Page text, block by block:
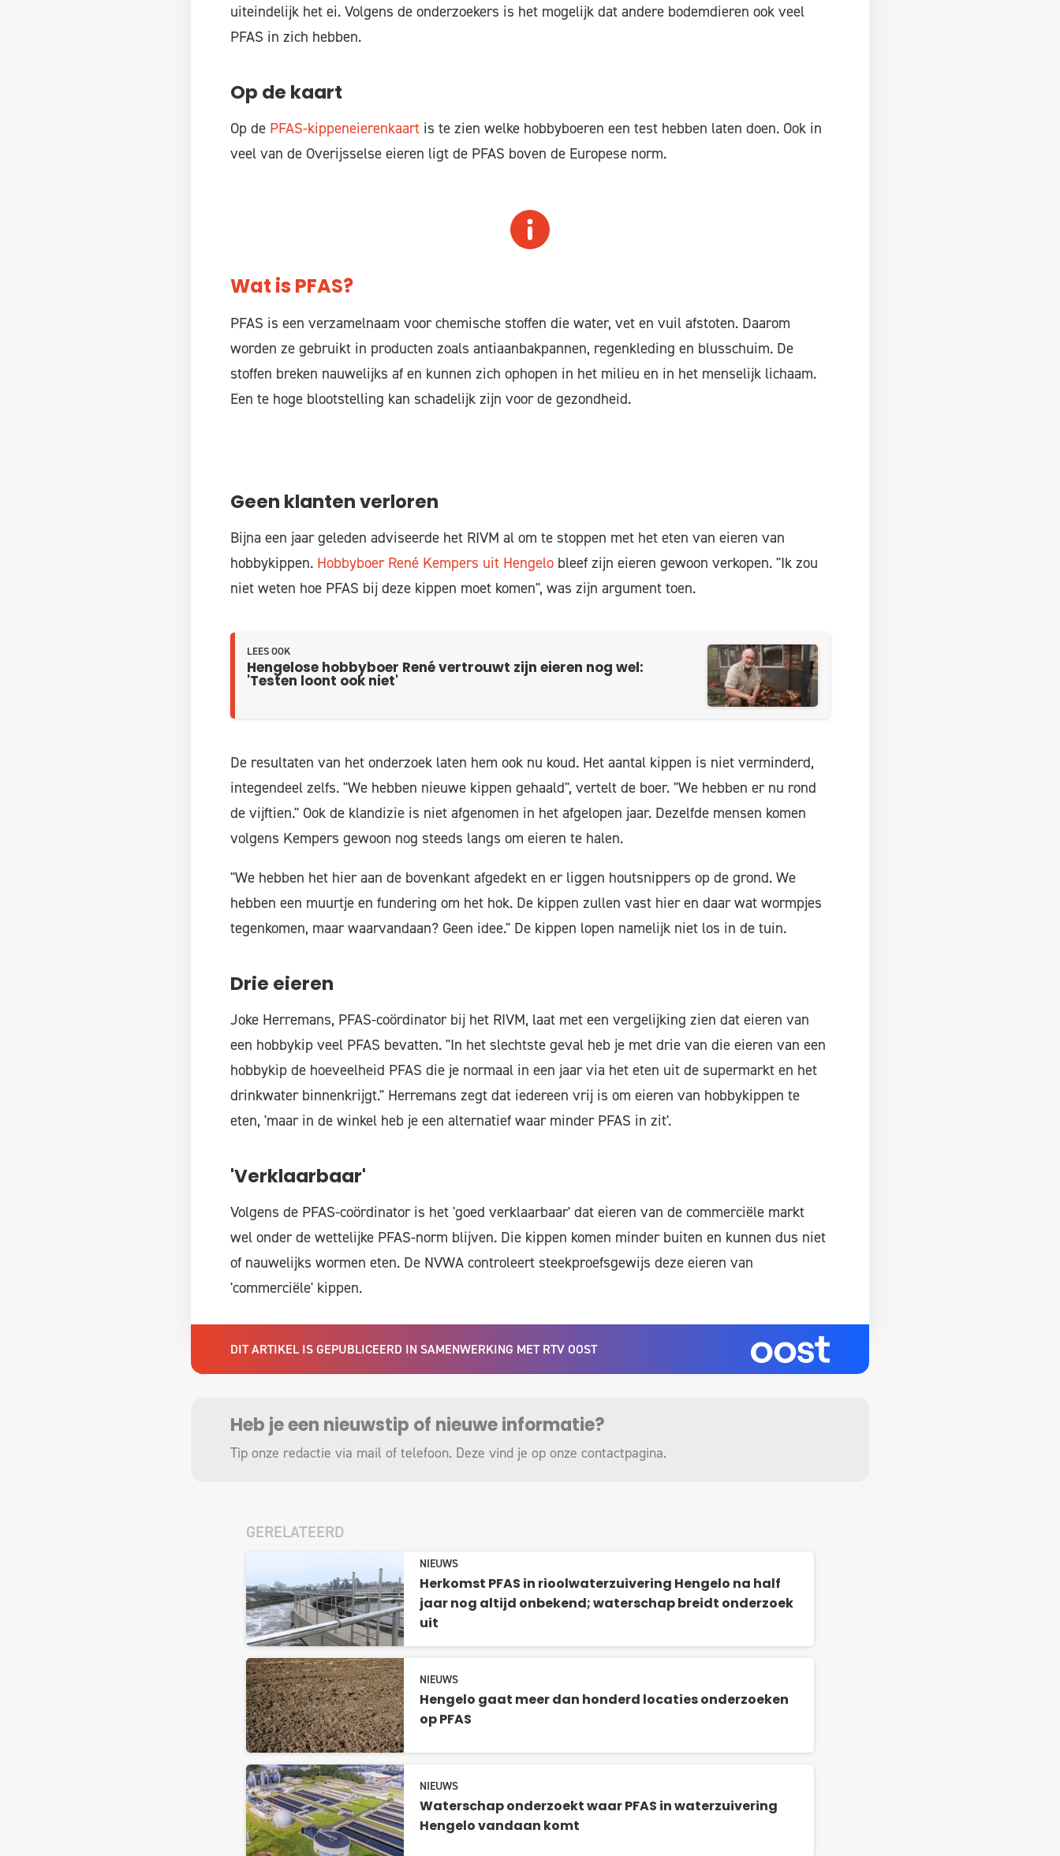
uiteindelijk het ei. Volgens de onderzoekers is het mogelijk dat andere bodemdieren ook veel
PFAS in zich hebben.
Op de kaart
Op de PFAS-kippeneierenkaart is te zien welke hobbyboeren een test hebben laten doen. Ook in
veel van de Overijsselse eieren ligt de PFAS boven de Europese norm.
Wat is PFAS?
PFAS is een verzamelnaam voor chemische stoffen die water, vet en vuil afstoten. Daarom
worden ze gebruikt in producten zoals antiaanbakpannen, regenkleding en blusschuim. De
stoffen breken nauwelijks af en kunnen zich ophopen in het milieu en in het menselijk lichaam.
Een te hoge blootstelling kan schadelijk zijn voor de gezondheid.
Geen klanten verloren
Bijna een jaar geleden adviseerde het RIVM al om te stoppen met het eten van eieren van
hobbykippen. Hobbyboer René Kempers uit Hengelobleef zijn eieren gewoon verkopen. "Ik zou
niet weten hoe PFAS bij deze kippen moet komen", was zijn argument toen.
LEES OOK
Hengelose hobbyboer René vertrouwt zijn eieren nog wel:
'Testen loont ook niet'
De resultaten van het onderzoek laten hem ook nu koud. Het aantal kippen is niet verminderd,
integendeel zelfs. "We hebben nieuwe kippen gehaald", vertelt de boer. "We hebben er nu rond
de vijftien." Ook de klandizie is niet afgenomen in het afgelopen jaar. Dezelfde mensen komen
volgens Kempers gewoon nog steeds langs om eieren te halen.
"We hebben het hier aan de bovenkant afgedekt en er liggen houtsnippers op de grond. We
hebben een muurtje en fundering om het hok. De kippen zullen vast hier en daar wat wormpjes
tegenkomen, maar waarvandaan? Geen idee." De kippen lopen namelijk niet los in de tuin.
Drie eieren
Joke Herremans, PFAS-coördinator bij het RIVM, laat met een vergelijking zien dat eieren van
een hobbykip veel PFAS bevatten. "In het slechtste geval heb je met drie van die eieren van een
hobbykip de hoeveelheid PFAS die je normaal in een jaar via het eten uit de supermarkt en het
drinkwater binnenkrijgt." Herremans zegt dat iedereen vrij is om eieren van hobbykippen te
eten, 'maar in de winkel heb je een alternatief waar minder PFAS in zit'.
'Verklaarbaar'
Volgens de PFAS-coördinator is het 'goed verklaarbaar' dat eieren van de commerciële markt
wel onder de wettelijke PFAS-norm blijven. Die kippen komen minder buiten en kunnen dus niet
of nauwelijks wormen eten. De NVWA controleert steekproefsgewijs deze eieren van
'commerciële' kippen.
DIT ARTIKEL IS GEPUBLICEERD IN SAMENWERKING MET RTV OOST
Heb je een nieuwstip of nieuwe informatie?
Tip onze redactie via mail of telefoon. Deze vind je op onze contactpagina.
GERELATEERD
NIEUWS
Herkomst PFAS in rioolwaterzuivering Hengelo na half
jaar nog altijd onbekend; waterschap breidt onderzoek
uit
NIEUWS
Hengelo gaat meer dan honderd locaties onderzoeken
op PFAS
NIEUWS
Waterschap onderzoekt waar PFAS in waterzuivering
Hengelo vandaan komt